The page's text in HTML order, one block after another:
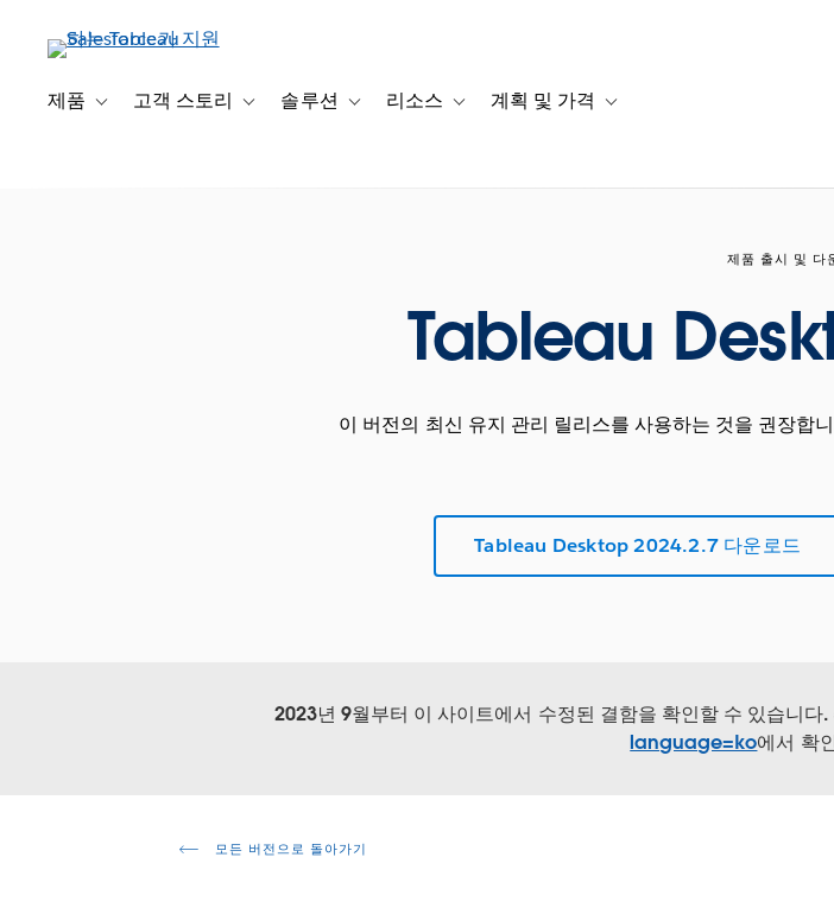
제품 Toggle sub-navigation for 제품
고객 스토리 Toggle sub-navigation for 고객 스토리
솔루션 Toggle sub-navigation for 솔루션
리소스 Toggle sub-navigation for 리소스
계획 및 가격 Toggle sub-navigation for 계획 및
제품 출시 및 다
Tableau
이 버전의 최신 유지 관리 릴리스를 사용하는 것을 권장합
Tableau Desktop 2024.2.7 다운로드
2023년 9월부터 이 사이트에서 수정된 결함을 확인할 수 있습니다
language=ko에서 확
모든 버전으로 돌아가기